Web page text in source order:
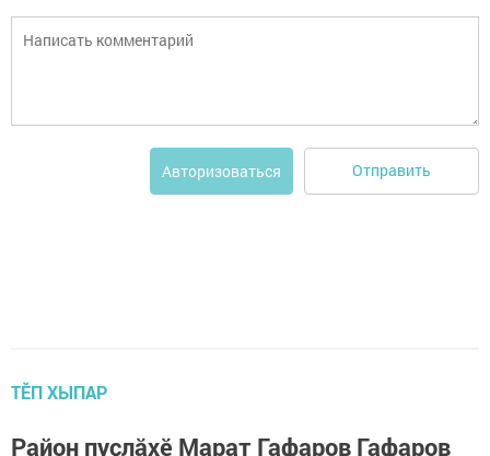
Авторизоваться Отправить
ТӖП ХЫПАР
Район пуçлăхӗ Марат Гафаров Гафаров